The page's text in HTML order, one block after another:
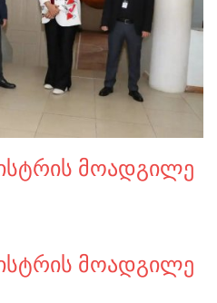
მოადგილე
მოადგილე